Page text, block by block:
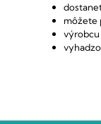
môžete
výrobcu